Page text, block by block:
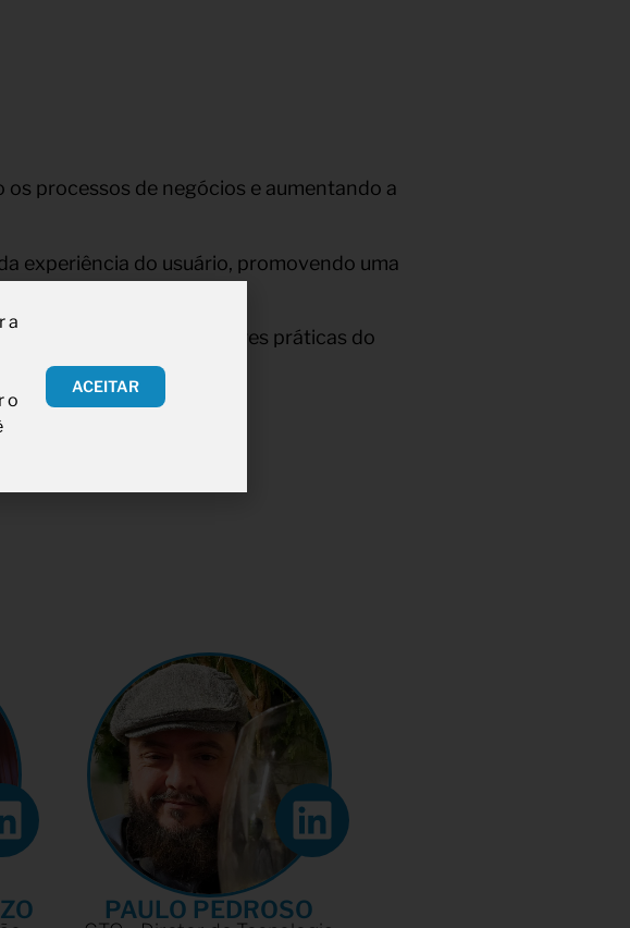
processos de negócios e aumentando a
experiência do usuário, promovendo uma
e pós-venda.
inovação frente as melhores práticas do
PAULO PEDROSO
a
o
ACEITAR